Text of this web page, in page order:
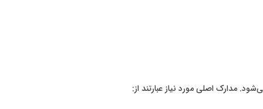
مدارک اصلی مورد نیاز عبارتند از: